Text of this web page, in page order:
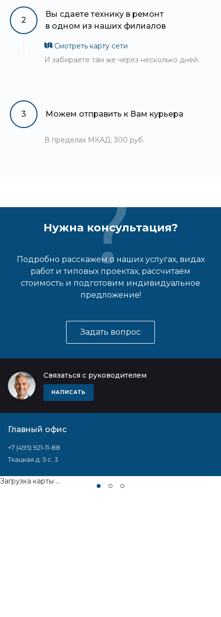
2
Вы сдаете технику в ремонт
в одном из наших филиалов
Смотреть карту сети
И забираете там же через несколько дней.
3 Можем отправить к Вам курьера
В пределах МКАД: 300 руб.
Нужна консультация?
Подробно расскажем о наших услугах, видах
работ и типовых проектах, рассчитаем
стоимость и подготовим индивидуальное
предложение!
Задать вопрос
Связаться с руководителем
НАПИСАТЬ
Главный офис
+7 (495) 921-11-88
Ткацкая д. 5 с. 3
Загрузка карты ...